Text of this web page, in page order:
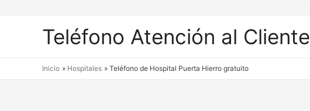
Teléfono Atención al Cliente
Inicio Hospitales Teléfono de Hospital Puerta Hierro gratuito